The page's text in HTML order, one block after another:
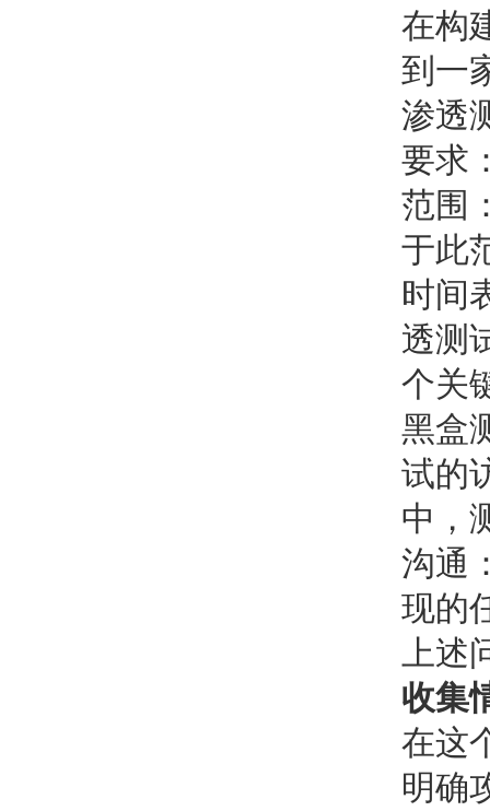
在构
到一
渗透
要求
范围
于此
时间
透测
个关
黑盒
试的
中，
沟通
现的
上
收集
在这
明确